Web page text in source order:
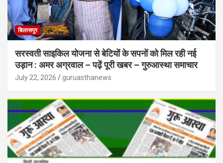
बिलासपुर
सरस्वती साइकिल योजना से बेटियों के सपनों को मिल रही नई
उड़ान : अमर अग्रवाल – पढ़ें पूरी खबर – गुरुआस्था समाचार
July 22, 2026 guruasthanews